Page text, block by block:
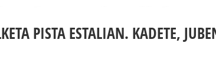
PISTA ESTALIAN. KADETE,